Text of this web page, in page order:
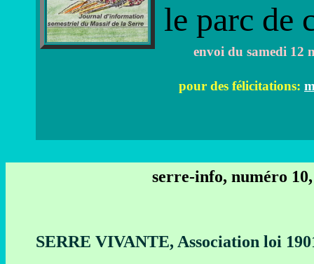
le parc de
envoi du samedi 12
pour des félicitations:
serre-info, numéro
SERRE VIVANTE, Association loi